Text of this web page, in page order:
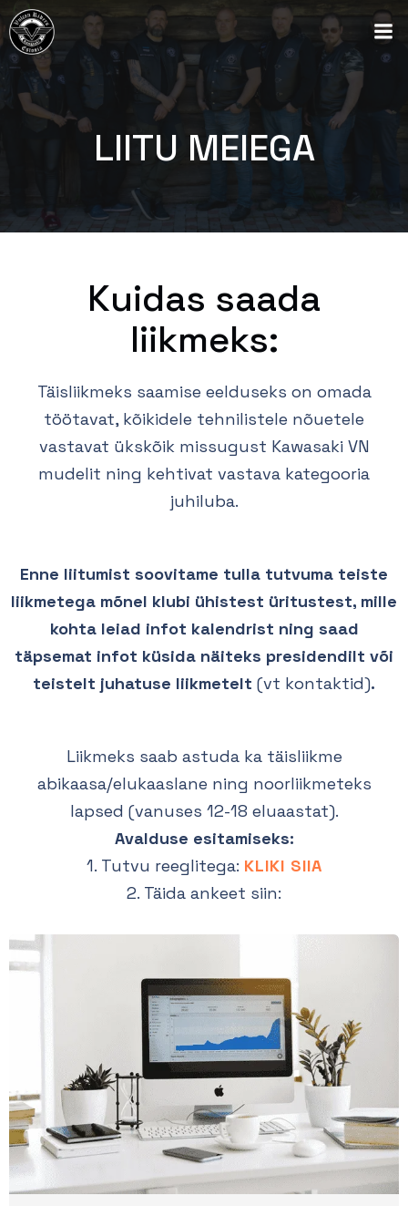
LIITU MEIEGA
Kuidas saada
liikmeks:
Täisliikmeks saamise eelduseks on omada
töötavat, kõikidele tehnilistele nõuetele
vastavat ükskõik missugust Kawasaki VN
mudelit ning kehtivat vastava kategooria
juhiluba.
Enne liitumist soovitame tulla tutvuma teiste
liikmetega mõnel klubi ühistest üritustest, mille
kohta leiad infot kalendrist ning saad
täpsemat infot küsida näiteks presidendilt või
teistelt juhatuse liikmetelt (vt kontaktid).
Liikmeks saab astuda ka täisliikme
abikaasa/elukaaslane ning noorliikmeteks
lapsed (vanuses 12-18 eluaastat).
Avalduse esitamiseks:
1. Tutvu reeglitega: KLIKI SIIA
2. Täida ankeet siin: